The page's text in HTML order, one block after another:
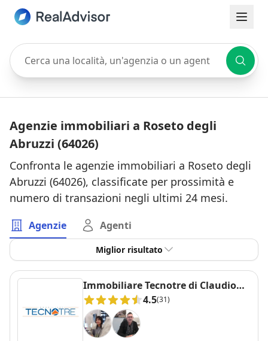
Cerca una località, un'agenzia o un agente
Agenzie immobiliari a Roseto degli
Abruzzi (64026)
Confronta le agenzie immobiliari a Roseto degli
Abruzzi (64026), classificate per prossimità e
numero di transazioni negli ultimi 24 mesi.
Agenzie Agenti
Miglior risultato
Immobiliare Tecnotre di Claudio
Longo
4.5(31)